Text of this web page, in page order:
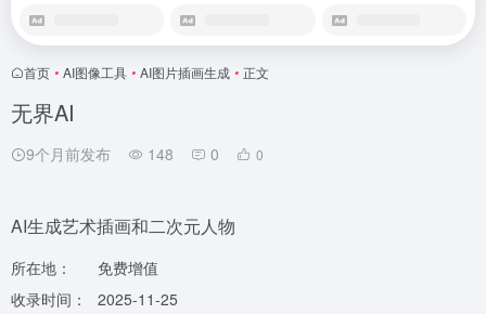
首页 • AI图像工具 • AI图片插画生成 • 正文
无界AI
9个月前发布 148 0 0
AI生成艺术插画和二次元人物
所在地：
免费增值
收录时间：
2025-11-25